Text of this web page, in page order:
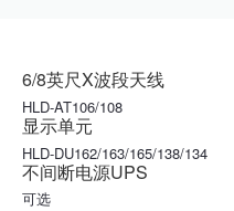
6/8英尺X波段天线
HLD-AT106/108
显示单元
HLD-DU162/163/165/138/134
不间断电源UPS
可选